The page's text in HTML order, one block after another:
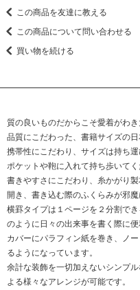
この商品を友達に教える
この商品について問い合わせる
買い物を続ける
質の良いものだからこそ愛着がわき
品質にこだわった、書籍サイズの日
携帯性にこだわり、サイズは持ち
ポケットや鞄に入れて持ち歩いてく
書きやすさにこだわり、糸かがり
開き、書き込む際のふくらみが邪魔
横罫タイプは１ページを２分割で
のように日々の出来事を書く際に便
カバーにパラフィン紙を巻き、ノ
るようになっています。
余計な装飾を一切加えないシンプ
よる様々なアレンジが可能です。